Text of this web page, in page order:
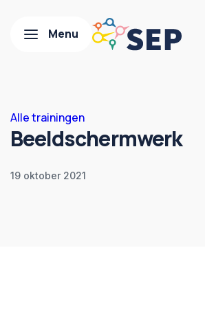
Alle trainingen
Beeldschermwerk
19 oktober 2021